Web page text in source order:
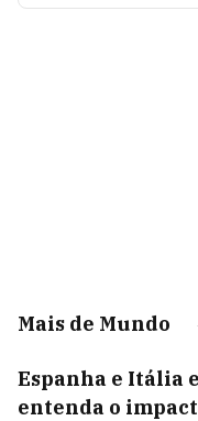
Mais de Mundo
Espanha e Itália
entenda o